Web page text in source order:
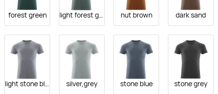
forest green light forest green nut brown dark sand
light stone blue silver,grey stone blue stone grey